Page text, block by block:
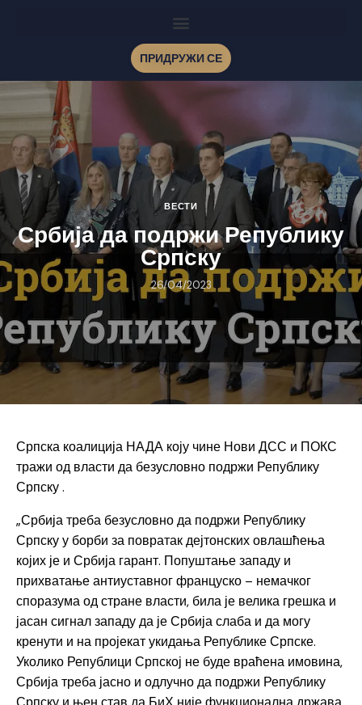
ПРИДРУЖИ СЕ
ВЕСТИ
Србија да подржи Републику
Српску
26/04/2023
Српска коалиција НАДА коју чине Нови ДСС и ПОКС
тражи од власти да безусловно подржи Републику
Српску .
„Србија треба безусловно да подржи Републику
Српску у борби за повратак дејтонских овлашћења
којих је и Србија гарант. Попуштање западу и
прихватање антиуставног француско – немачког
споразума од стране власти, била је велика грешка и
јасан сигнал западу да је Србија слаба и да могу
кренути и на пројекат укидања Републике Српске.
Уколико Републици Српској не буде враћена имовина,
Србија треба јасно и одлучно да подржи Републику